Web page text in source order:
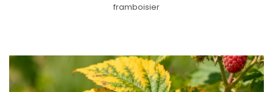
framboisier